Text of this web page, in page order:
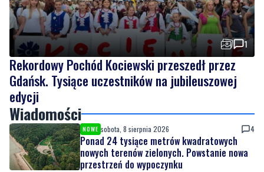
1
Rekordowy Pochód Kociewski przeszedł przez
Gdańsk. Tysiące uczestników na jubileuszowej
edycji
Wiadomości
NOWE sobota, 8 sierpnia 2026 4
Ponad 24 tysiące metrów kwadratowych
nowych terenów zielonych. Powstanie nowa
przestrzeń do wypoczynku